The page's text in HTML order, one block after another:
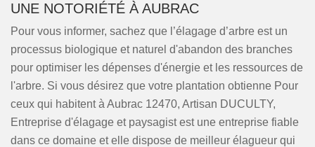
UNE NOTORIÉTÉ À AUBRAC
Pour vous informer, sachez que l’élagage d’arbre est un
processus biologique et naturel d'abandon des branches
pour optimiser les dépenses d'énergie et les ressources de
l'arbre. Si vous désirez que votre plantation obtienne Pour
ceux qui habitent à Aubrac 12470, Artisan DUCULTY,
Entreprise d'élagage et paysagist est une entreprise fiable
dans ce domaine et elle dispose de meilleur élagueur qui